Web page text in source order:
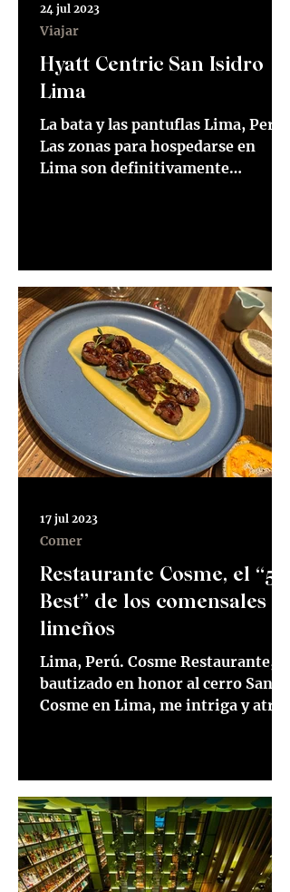
Hyatt Centric San Isidro
Lima
La bata y las pantuflas Lima, Perú.
Las zonas para hospedarse en
Lima son definitivamente
Viajar
24 jul 2023
Restaurante Cosme, el “50
Best” de los comensales
limeños
Lima, Perú. Cosme Restaurante,
bautizado en honor al cerro San
Cosme en Lima, me intriga y atrae
Comer
17 jul 2023